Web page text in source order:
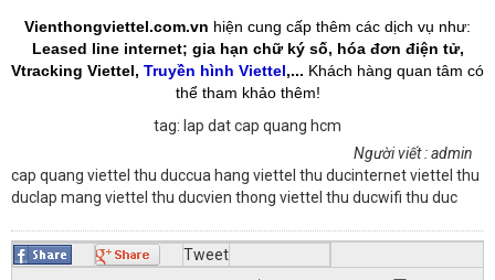
Vienthongviettel.com.vn hiện cung cấp thêm các dịch vụ như:
Leased line internet; gia hạn chữ ký số, hóa đơn điện tử,
Vtracking Viettel, Truyền hình Viettel,... Khách hàng quan tâm có
thể tham khảo thêm!
tag: lap dat cap quang hcm
Người viết : admin
cap quang viettel thu duccua hang viettel thu ducinternet viettel thu
duclap mang viettel thu ducvien thong viettel thu ducwifi thu duc
Tweet